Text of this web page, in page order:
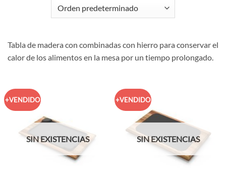
Tabla de madera con combinadas con hierro para conservar el
calor de los alimentos en la mesa por un tiempo prolongado.
+VENDIDO
SIN EXISTENCIAS
+VENDIDO
SIN EXISTENCIAS